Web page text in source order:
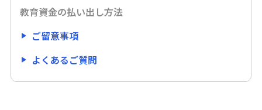
確認事例2 振り込みの場合
確認事例3 口座引落しの場合
教育資金の払い出し方法
ご留意事項
よくあるご質問